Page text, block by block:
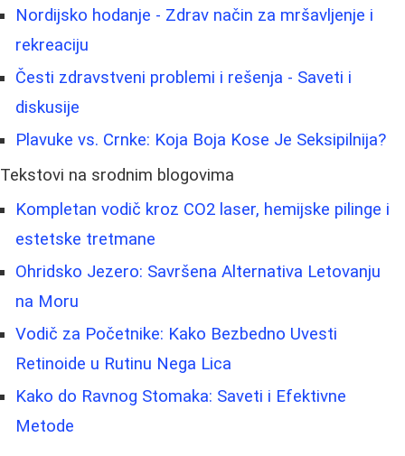
Nordijsko hodanje - Zdrav način za mršavljenje i
rekreaciju
Česti zdravstveni problemi i rešenja - Saveti i
diskusije
Plavuke vs. Crnke: Koja Boja Kose Je Seksipilnija?
Tekstovi na srodnim blogovima
Kompletan vodič kroz CO2 laser, hemijske pilinge i
estetske tretmane
Ohridsko Jezero: Savršena Alternativa Letovanju
na Moru
Vodič za Početnike: Kako Bezbedno Uvesti
Retinoide u Rutinu Nega Lica
Kako do Ravnog Stomaka: Saveti i Efektivne
Metode